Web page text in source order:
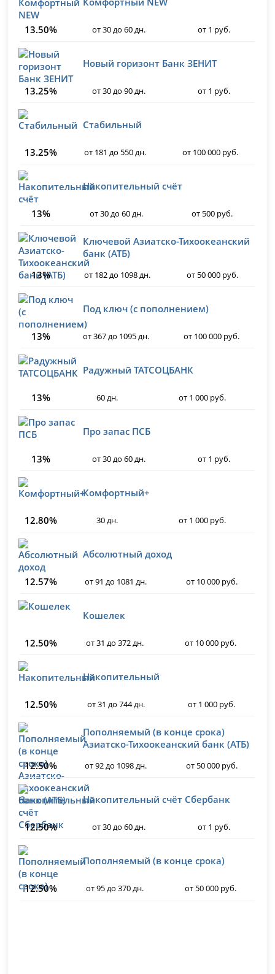
13.50% от 30 до 60 дн. от 1 руб.
Новый горизонт Банк ЗЕНИТ
13.25% от 30 до 90 дн. от 1 руб.
Стабильный
13.25% от 181 до 550 дн. от 100 000 руб.
Накопительный счёт
13% от 30 до 60 дн. от 500 руб.
Ключевой Азиатско-Тихоокеанский
банк (АТБ)
13%
от 182 до 1098 дн. от 50 000 руб.
Под ключ (с пополнением)
13% от 367 до 1095 дн. от 100 000 руб.
Радужный ТАТСОЦБАНК
13% 60 дн. от 1 000 руб.
Про запас ПСБ
13% от 30 до 60 дн. от 1 руб.
Комфортный+
12.80% 30 дн. от 1 000 руб.
Абсолютный доход
12.57% от 91 до 1081 дн. от 10 000 руб.
Кошелек
12.50% от 31 до 372 дн. от 10 000 руб.
Накопительный
12.50% от 31 до 744 дн. от 1 000 руб.
Пополняемый (в конце срока)
Азиатско-Тихоокеанский банк (АТБ)
12.50%
от 92 до 1098 дн. от 50 000 руб.
Накопительный счёт Сбербанк
12.50% от 30 до 60 дн. от 1 руб.
Пополняемый (в конце срока)
12.50% от 95 до 370 дн. от 50 000 руб.